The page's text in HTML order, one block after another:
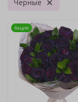
Черные
Акция